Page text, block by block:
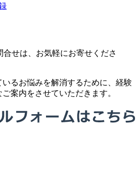
合せは、お気軽にお寄せくださ
るお悩みを解消するために、経験
案内をさせていただきます。